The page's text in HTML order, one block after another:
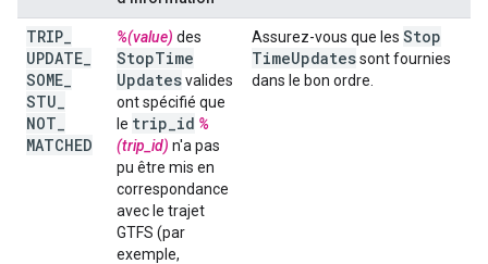
TRIP
UPDATE
SOME
STU
NOT
MATCHED
%(value) des
StopTime
Updatesvalides
ont spécifié que
le trip id %
(trip_id) n'a pas
pu être mis en
correspondance
avec le trajet
GTFS (par
exemple,
Assurez-vous que les Stop
TimeUpdatessont fournies
dans le bon ordre.